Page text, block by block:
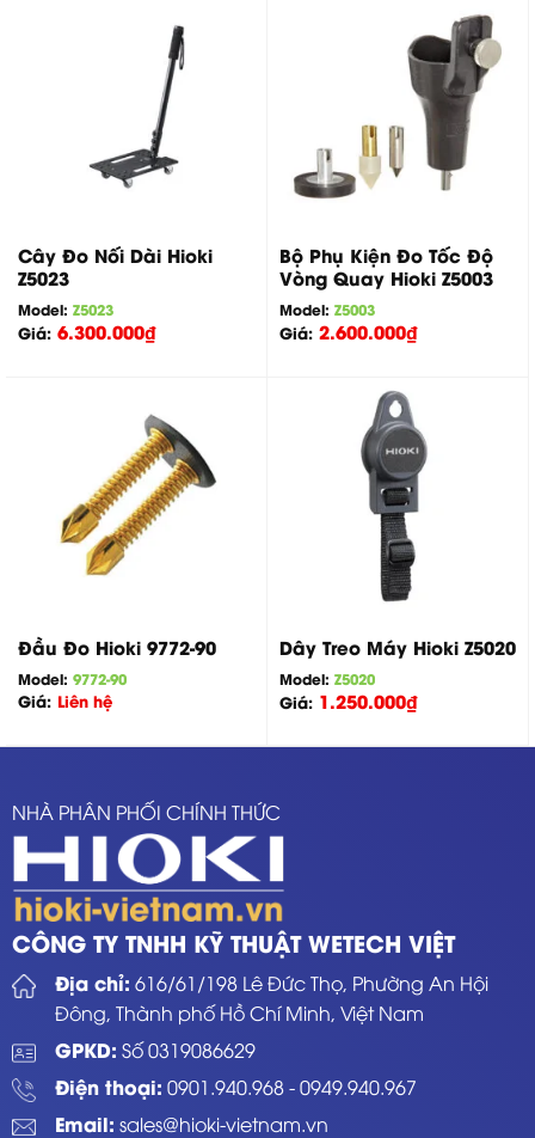
Cây Đo Nối Dài Hioki
Z5023
Model: Z5023
Giá: 6.300.000₫
Bộ Phụ Kiện Đo Tốc Độ
Vòng Quay Hioki Z5003
Model: Z5003
Giá: 2.600.000₫
Đầu Đo Hioki 9772-90
Model: 9772-90
Giá: Liên hệ
Dây Treo Máy Hioki Z5020
Model: Z5020
Giá: 1.250.000₫
NHÀ PHÂN PHỐI CHÍNH THỨC
CÔNG TY TNHH KỸ THUẬT WETECH VIỆT
Địa chỉ: 616/61/198 Lê Đức Thọ, Phường An Hội
Đông, Thành phố Hồ Chí Minh, Việt Nam
GPKD: Số 0319086629
Điện thoại: 0901.940.968-0949.940.967
Email: sales@hioki-vietnam.vn